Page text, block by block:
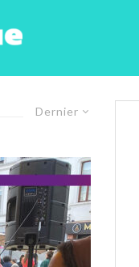
Dernier